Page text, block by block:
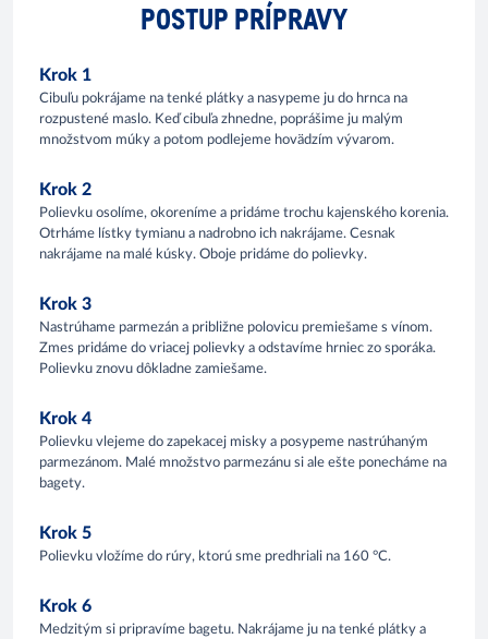
POSTUP PRÍPRAVY
Krok 1
Cibuľu pokrájame na tenké plátky a nasypeme ju do hrnca na
rozpustené maslo. Keď cibuľa zhnedne, poprášime ju malým
množstvom múky a potom podlejeme hovädzím vývarom.
Krok 2
Polievku osolíme, okoreníme a pridáme trochu kajenského korenia.
Otrháme lístky tymianu a nadrobno ich nakrájame. Cesnak
nakrájame na malé kúsky. Oboje pridáme do polievky.
Krok 3
Nastrúhame parmezán a približne polovicu premiešame s vínom.
Zmes pridáme do vriacej polievky a odstavíme hrniec zo sporáka.
Polievku znovu dôkladne zamiešame.
Krok 4
Polievku vlejeme do zapekacej misky a posypeme nastrúhaným
parmezánom. Malé množstvo parmezánu si ale ešte ponecháme na
bagety.
Krok 5
Polievku vložíme do rúry, ktorú sme predhriali na 160 °C.
Krok 6
Medzitým si pripravíme bagetu. Nakrájame ju na tenké plátky a